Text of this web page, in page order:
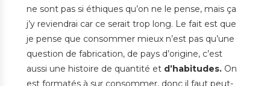
ne sont pas si éthiques qu’on ne le pense, mais ça
j’y reviendrai car ce serait trop long. Le fait est que
je pense que consommer mieux n’est pas qu’une
question de fabrication, de pays d’origine, c’est
aussi une histoire de quantité et d’habitudes. On
est formatés à sur consommer, donc il faut peut-